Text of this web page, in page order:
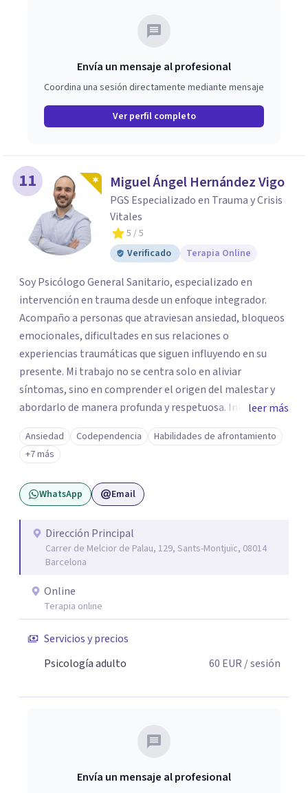
Envía un mensaje al profesional
Coordina una sesión directamente mediante mensaje
Ver perfil completo
11 Miguel Ángel Hernández Vigo
PGS Especializado en Trauma y Crisis
Vitales
5 / 5
Verificado
Terapia Online
Soy Psicólogo General Sanitario, especializado en
intervención en trauma desde un enfoque integrador.
Acompaño a personas que atraviesan ansiedad, bloqueos
emocionales, dificultades en sus relaciones o
experiencias traumáticas que siguen influyendo en su
presente. Mi trabajo no se centra solo en aliviar
síntomas, sino en comprender el origen del malestar y
abordarlo de manera profunda y respetuosa. Integro
herramientas de la terapia cognitivo-conductual, el
trabajo con el apego, la regulación emocional y enfoques
centrados en el cuerpo, adaptando cada proceso a la
historia y necesidades de la persona. Trabajo desde una
base científica, pero también desde la cercanía, la
juzga, que ayuda a entender lo que ocurre y que ofrece
recursos concretos para avanzar. Si estás pasando por un
momento difícil o sientes que hay patrones que se
repiten en tu vida y no sabes cómo cambiarlos, podemos
trabajarlo juntos.
leer más
Ansiedad Codependencia
Habilidades de afrontamiento
+7 más
WhatsApp Email
Dirección Principal
Carrer de Melcior de Palau, 129, Sants-Montjuïc, 08014
Barcelona
Online
Terapia online
Servicios y precios
Psicología adulto
60 EUR / sesión
Envía un mensaje al profesional